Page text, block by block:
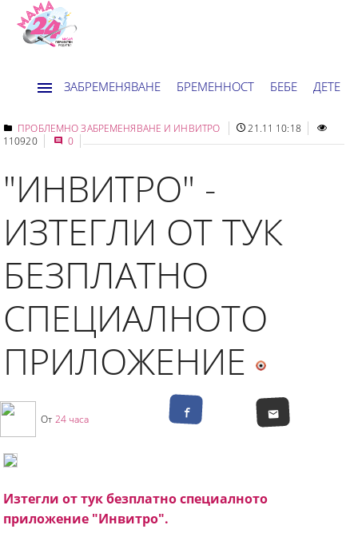
ЗАБРЕМЕНЯВАНЕ БРЕМЕННОСТ БЕБЕ ДЕТЕ
ДОМ НОВИНИ ХОРОСКОП
ПРОБЛЕМНО ЗАБРЕМЕНЯВАНЕ И ИНВИТРО
21.11 10:18
110920
0
"ИНВИТРО" -
ИЗТЕГЛИ ОТ ТУК
БЕЗПЛАТНО
СПЕЦИАЛНОТО
ПРИЛОЖЕНИЕ
От 24 часа
Изтегли от тук безплатно специалното
приложение "Инвитро".